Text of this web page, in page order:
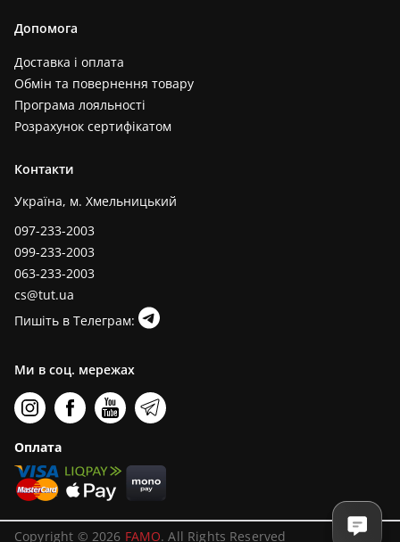
Допомога
Доставка і оплата
Обмін та повернення товару
Програма лояльності
Розрахунок сертифікатом
Контакти
Україна, м. Хмельницький
097-233-2003
099-233-2003
063-233-2003
cs@tut.ua
Пишіть в Телеграм:
Ми в соц. мережах
Оплата
Copyright © 2026 FAMO. All Rights Reserved